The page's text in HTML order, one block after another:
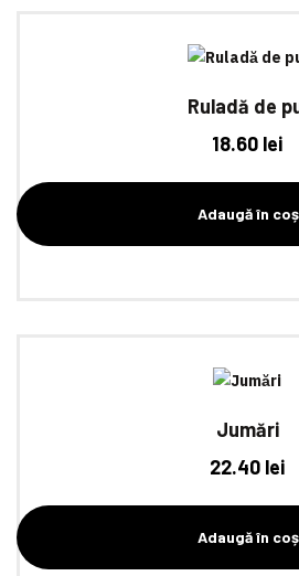
Ruladă de
18.60 lei
Adaugă în coș
Jumări
22.40 lei
Adaugă în coș